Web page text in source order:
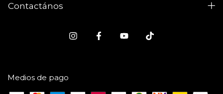
Contactános
Medios de pago